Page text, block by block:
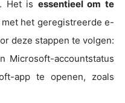
Het is essentieel om te
het geregistreerde e-
deze stappen te volgen:
Microsoft-accountstatus
app te openen, zoals